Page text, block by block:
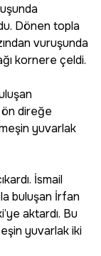
Dönen topla
vuruşunda
kornere çeldi.
direğe
yuvarlak
İsmail
buluşan İrfan
aktardı. Bu
yuvarlak iki